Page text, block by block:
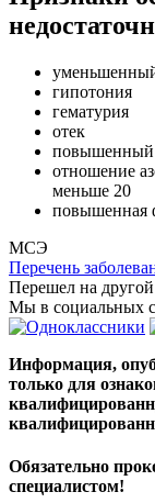
гипотония
гематурия
отек
повышенный
отношение
меньше 20
повышенная
МСЭ
Перечень
Перешел на
Мы в социальных
Информация,
только для
Обязательно
специалистом!